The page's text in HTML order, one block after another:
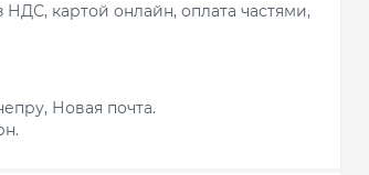
картой онлайн, оплата частями,
Новая почта.